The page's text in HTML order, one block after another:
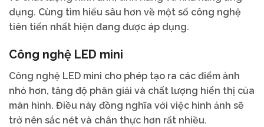
dụng. Cùng tìm hiểu sâu hơn về một số công nghệ
tiên tiến nhất hiện đang được áp dụng.
Công nghệ LED mini
Công nghệ LED mini cho phép tạo ra các điểm ảnh
nhỏ hơn, tăng độ phân giải và chất lượng hiển thị của
màn hình. Điều này đồng nghĩa với việc hình ảnh sẽ
trở nên sắc nét và chân thực hơn rất nhiều.